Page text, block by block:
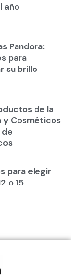
año
Pandora:
para
su brillo
de la
y Cosméticos
de
para elegir
o 15